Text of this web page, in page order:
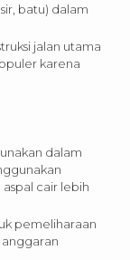
batu) dalam
jalan utama
karena
dalam
cair lebih
pemeliharaan